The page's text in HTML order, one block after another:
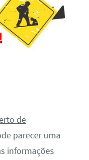
de
parecer uma
informações